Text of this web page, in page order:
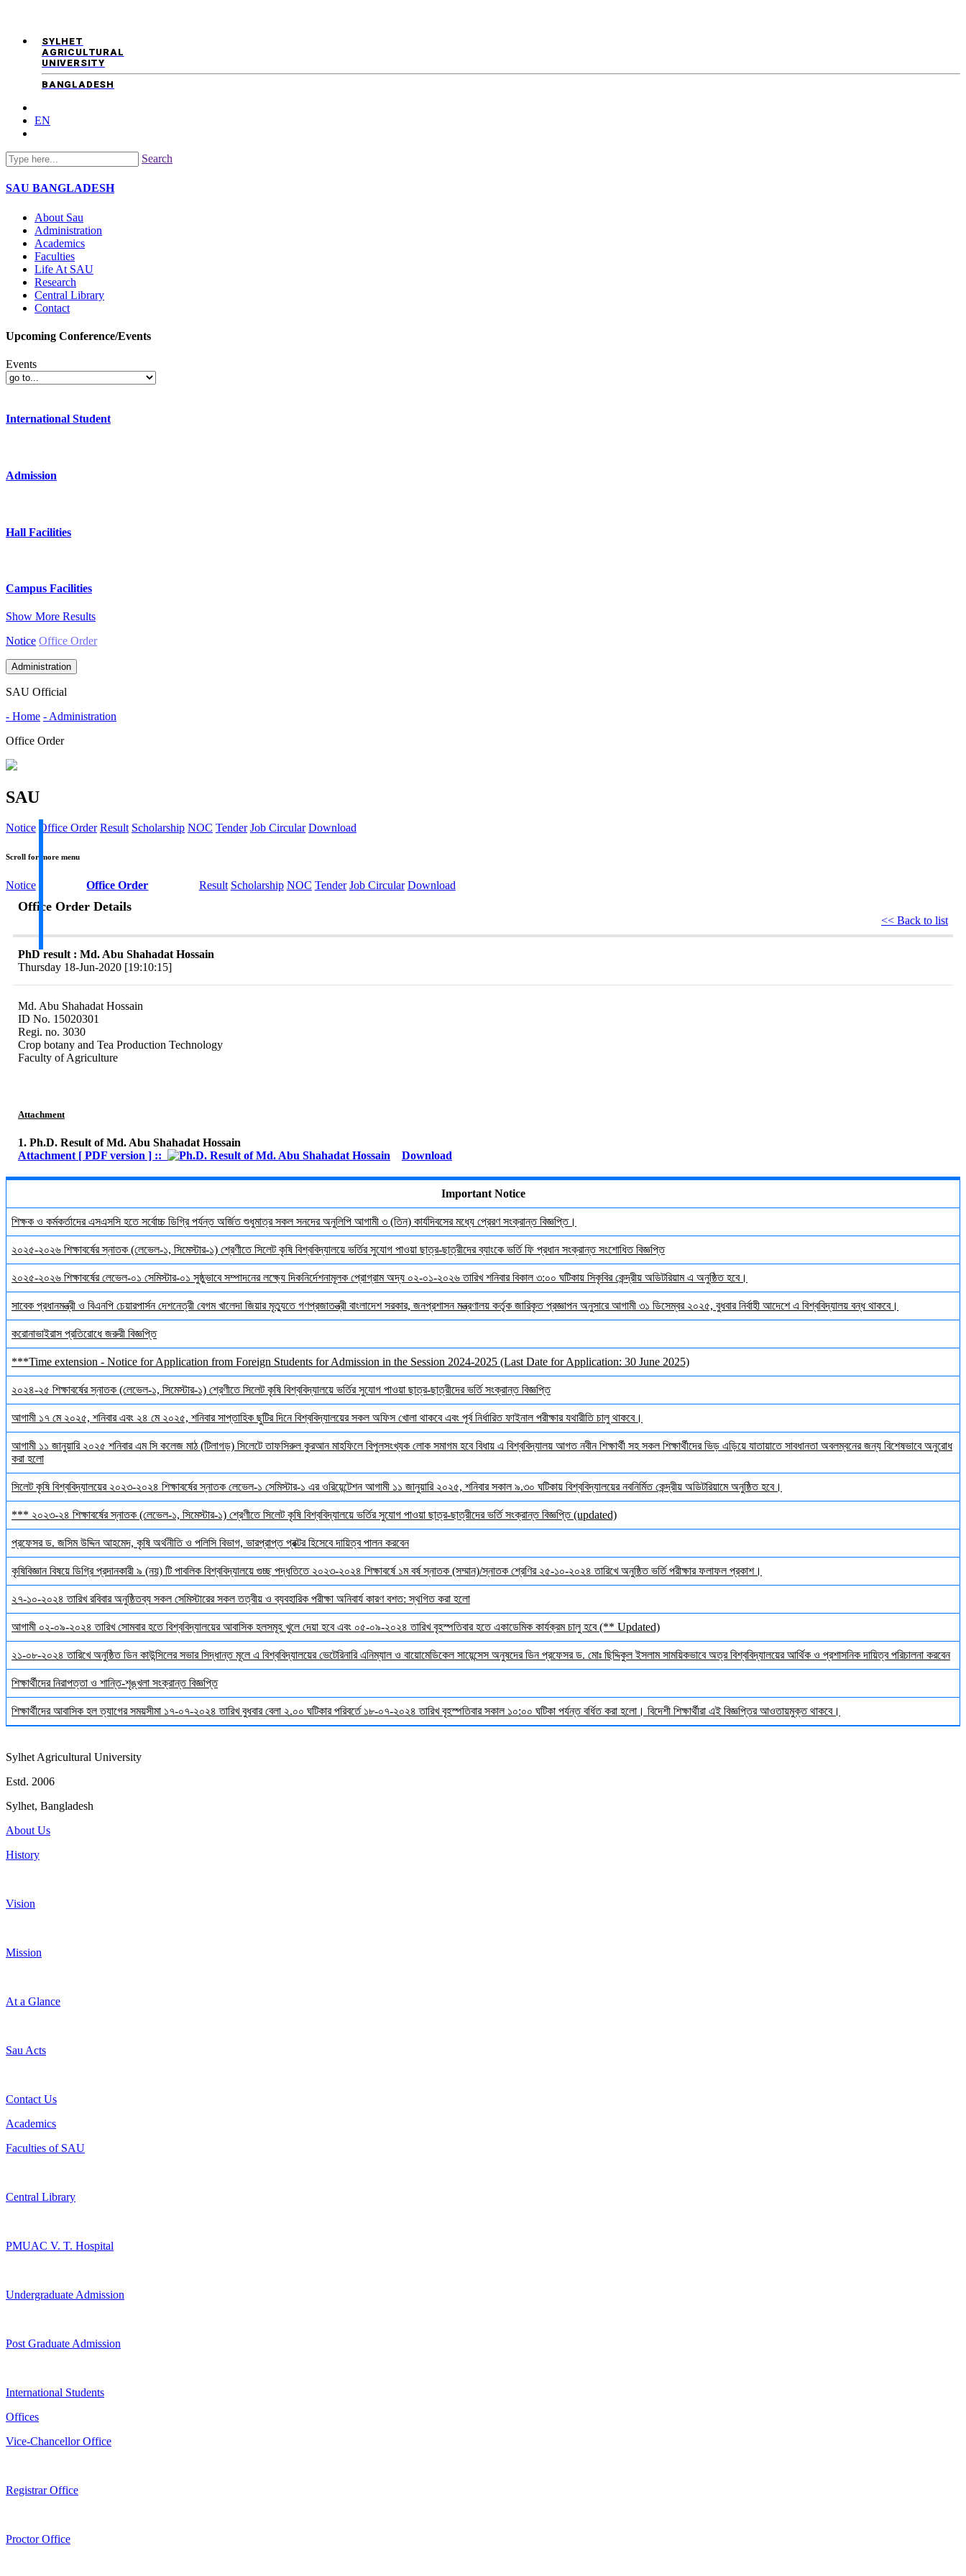
SYLHET
AGRICULTURAL
UNIVERSITY
BANGLADESH
EN
Search
SAU BANGLADESH
About Sau
Administration
Academics
Faculties
Life At SAU
Research
Central Library
Contact
Upcoming Conference/Events
Events
International Student
Admission
Hall Facilities
Campus Facilities
Show More Results
Notice Office Order
Administration
SAU Official
- Home - Administration
Office Order
SAU
Notice Office Order Result Scholarship NOC Tender Job Circular Download
Scroll for more menu
Notice Office Order Result Scholarship NOC Tender Job Circular Download
Office Order Details
<< Back to list
PhD result : Md. Abu Shahadat Hossain
Thursday 18-Jun-2020 [19:10:15]
Md. Abu Shahadat Hossain
ID No. 15020301
Regi. no. 3030
Crop botany and Tea Production Technology
Faculty of Agriculture
Attachment
1. Ph.D. Result of Md. Abu Shahadat Hossain
Attachment [ PDF version ] ::
Download
Important Notice
শিক্ষক ও কর্মকর্তাদের এসএসসি হতে সর্বোচ্চ ডিগ্রি পর্যন্ত অর্জিত শুধুমাত্র সকল সনদের অনুলিপি আগামী ৩ (তিন) কার্যদিবসের মধ্যে প্রেরণ সংক্রান্ত বিজ্ঞপ্তি।
২০২৫-২০২৬ শিক্ষাবর্ষের স্নাতক (লেভেল-১, সিমেস্টার-১) শ্রেণীতে সিলেট কৃষি বিশ্ববিদ্যালয়ে ভর্তির সুযোগ পাওয়া ছাত্র-ছাত্রীদের ব্যাংকে ভর্তি ফি প্রধান সংক্রান্ত সংশোধিত বিজ্ঞপ্তি
২০২৫-২০২৬ শিক্ষাবর্ষের লেভেল-০১ সেমিস্টার-০১ সুষ্ঠুভাবে সম্পাদনের লক্ষ্যে দিকনির্দেশনামূলক প্রোগ্রাম অদ্য ০২-০১-২০২৬ তারিখ শনিবার বিকাল ৩:০০ ঘটিকায় সিকৃবির কেন্দ্রীয় অডিটরিয়াম এ অনুষ্ঠিত হবে।
সাবেক প্রধানমন্ত্রী ও বিএনপি চেয়ারপার্সন দেশনেত্রী বেগম খালেদা জিয়ার মৃত্যুতে গণপ্রজাতন্ত্রী বাংলাদেশ সরকার, জনপ্রশাসন মন্ত্রণালয় কর্তৃক জারিকৃত প্রজ্ঞাপন অনুসারে আগামী ৩১ ডিসেম্বর ২০২৫, বুধবার নির্বাহী আদেশে এ বিশ্ববিদ্যালয় বন্ধ থাকবে।
করোনাভাইরাস প্রতিরোধে জরুরী বিজ্ঞপ্তি
***Time extension - Notice for Application from Foreign Students for Admission in the Session 2024-2025 (Last Date for Application: 30 June 2025)
২০২৪-২৫ শিক্ষাবর্ষের স্নাতক (লেভেল-১, সিমেস্টার-১) শ্রেণীতে সিলেট কৃষি বিশ্ববিদ্যালয়ে ভর্তির সুযোগ পাওয়া ছাত্র-ছাত্রীদের ভর্তি সংক্রান্ত বিজ্ঞপ্তি
আগামী ১৭ মে ২০২৫, শনিবার এবং ২৪ মে ২০২৫, শনিবার সাপ্তাহিক ছুটির দিনে বিশ্ববিদ্যালয়ের সকল অফিস খোলা থাকবে এবং পূর্ব নির্ধারিত ফাইনাল পরীক্ষার যথারীতি চালু থাকবে।
আগামী ১১ জানুয়ারি ২০২৫ শনিবার এম সি কলেজ মাঠ (টিলাগড়) সিলেটে তাফসিরুল কুরআন মাহফিলে বিপুলসংখ্যক লোক সমাগম হবে বিধায় এ বিশ্ববিদ্যালয় আগত নবীন শিক্ষার্থী সহ সকল শিক্ষার্থীদের ভিড় এড়িয়ে যাতায়াতে সাবধানতা অবলম্বনের জন্য বিশেষভাবে অনুরোধ
করা হলো
সিলেট কৃষি বিশ্ববিদ্যালয়ের ২০২৩-২০২৪ শিক্ষাবর্ষের স্নাতক লেভেল-১ সেমিস্টার-১ এর ওরিয়েন্টেশন আগামী ১১ জানুয়ারি ২০২৫, শনিবার সকাল ৯.৩০ ঘটিকায় বিশ্ববিদ্যালয়ের নবনির্মিত কেন্দ্রীয় অডিটরিয়ামে অনুষ্ঠিত হবে।
*** ২০২৩-২৪ শিক্ষাবর্ষের স্নাতক (লেভেল-১, সিমেস্টার-১) শ্রেণীতে সিলেট কৃষি বিশ্ববিদ্যালয়ে ভর্তির সুযোগ পাওয়া ছাত্র-ছাত্রীদের ভর্তি সংক্রান্ত বিজ্ঞপ্তি (updated)
প্রফেসর ড. জসিম উদ্দিন আহমেদ, কৃষি অর্থনীতি ও পলিসি বিভাগ, ভারপ্রাপ্ত প্রক্টর হিসেবে দায়িত্ব পালন করবেন
কৃষিবিজ্ঞান বিষয়ে ডিগ্রি প্রদানকারী ৯ (নয়) টি পাবলিক বিশ্ববিদ্যালয়ে গুচ্ছ পদ্ধতিতে ২০২৩-২০২৪ শিক্ষাবর্ষে ১ম বর্ষ স্নাতক (সম্মান)/স্নাতক শ্রেণির ২৫-১০-২০২৪ তারিখে অনুষ্ঠিত ভর্তি পরীক্ষার ফলাফল প্রকাশ।
২৭-১০-২০২৪ তারিখ রবিবার অনুষ্ঠিতব্য সকল সেমিস্টারের সকল তত্বীয় ও ব্যবহারিক পরীক্ষা অনিবার্য কারণ বশত: স্থগিত করা হলো
আগামী ০২-০৯-২০২৪ তারিখ সোমবার হতে বিশ্ববিদ্যালয়ের আবাসিক হলসমূহ খুলে দেয়া হবে এবং ০৫-০৯-২০২৪ তারিখ বৃহস্পতিবার হতে একাডেমিক কার্যক্রম চালু হবে (** Updated)
২১-০৮-২০২৪ তারিখে অনুষ্ঠিত ডিন কাউন্সিলের সভার সিদ্ধান্ত মূলে এ বিশ্ববিদ্যালয়ের ভেটেরিনারি এনিম্যাল ও বায়োমেডিকেল সায়েন্সেস অনুষদের ডিন প্রফেসর ড. মোঃ ছিদ্দিকুল ইসলাম সাময়িকভাবে অত্র বিশ্ববিদ্যালয়ের আর্থিক ও প্রশাসনিক দায়িত্ব পরিচালনা করবেন
শিক্ষার্থীদের নিরাপত্তা ও শান্তি-শৃঙ্খলা সংক্রান্ত বিজ্ঞপ্তি
শিক্ষার্থীদের আবাসিক হল ত্যাগের সময়সীমা ১৭-০৭-২০২৪ তারিখ বুধবার বেলা ২.০০ ঘটিকার পরিবর্তে ১৮-০৭-২০২৪ তারিখ বৃহস্পতিবার সকাল ১০:০০ ঘটিকা পর্যন্ত বর্ধিত করা হলো। বিদেশী শিক্ষার্থীরা এই বিজ্ঞপ্তির আওতায়মুক্ত থাকবে।
Sylhet Agricultural University
Estd. 2006
Sylhet, Bangladesh
About Us
History
Vision
Mission
At a Glance
Sau Acts
Contact Us
Academics
Faculties of SAU
Central Library
PMUAC V. T. Hospital
Undergraduate Admission
Post Graduate Admission
International Students
Offices
Vice-Chancellor Office
Registrar Office
Proctor Office